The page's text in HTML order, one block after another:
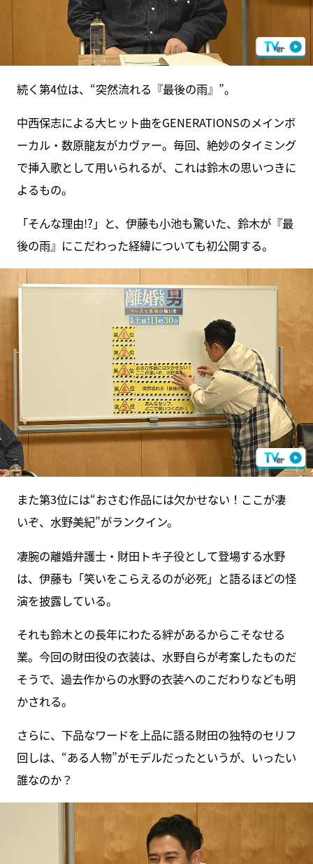
続く第4位は、“突然流れる『最後の雨』”。
中西保志による大ヒット曲をGENERATIONSのメインボ
ーカル・数原龍友がカヴァー。毎回、絶妙のタイミング
で挿入歌として用いられるが、これは鈴木の思いつきに
よるもの。
「そんな理由!?」と、伊藤も小池も驚いた、鈴木が『最
後の雨』にこだわった経緯についても初公開する。
また第3位には“おさむ作品には欠かせない！ここが凄
いぞ、水野美紀”がランクイン。
凄腕の離婚弁護士・財田トキ子役として登場する水野
は、伊藤も「笑いをこらえるのが必死」と語るほどの怪
演を披露している。
それも鈴木との長年にわたる絆があるからこそなせる
業。今回の財田役の衣装は、水野自らが考案したものだ
そうで、過去作からの水野の衣装へのこだわりなども明
かされる。
さらに、下品なワードを上品に語る財田の独特のセリフ
回しは、“ある人物”がモデルだったというが、いったい
誰なのか？